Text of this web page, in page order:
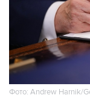
Фото: Andrew Harnik/